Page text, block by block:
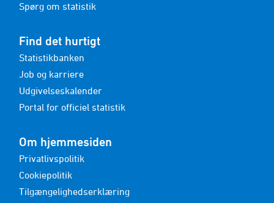
Spørg om statistik
Find det hurtigt
Statistikbanken
Job og karriere
Udgivelseskalender
Portal for officiel statistik
Om hjemmesiden
Privatlivspolitik
Cookiepolitik
Tilgængelighedserklæring